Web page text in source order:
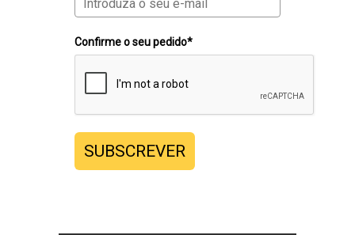
Confirme o seu pedido*
SUBSCREVER